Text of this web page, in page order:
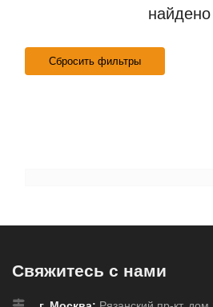
найдено
Сбросить фильтры
Свяжитесь с нами